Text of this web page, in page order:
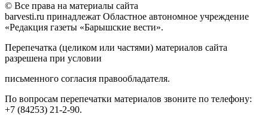
© Все права на материалы сайта
barvesti.ru принадлежат Областное автономное учреждение
«Редакция газеты «Барышские вести».
Перепечатка (целиком или частями) материалов сайта
разрешена при условии
письменного согласия правообладателя.
По вопросам перепечатки материалов звоните по телефону:
+7 (84253) 21-2-90.